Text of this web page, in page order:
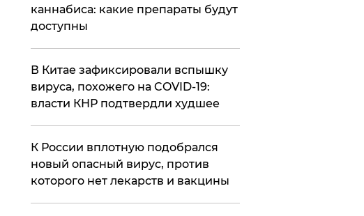
каннабиса: какие препараты будут
доступны
В Китае зафиксировали вспышку
вируса, похожего на COVID-19:
власти КНР подтвердли худшее
К России вплотную подобрался
новый опасный вирус, против
которого нет лекарств и вакцины